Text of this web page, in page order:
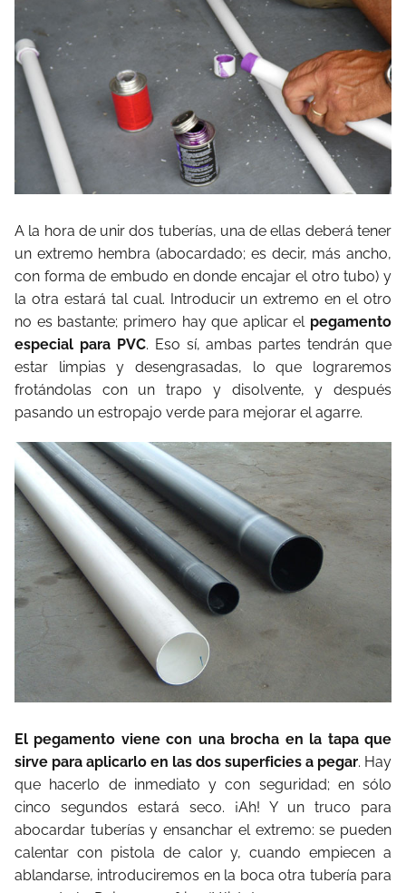
A la hora de unir dos tuberías, una de ellas deberá tener
un extremo hembra (abocardado; es decir, más ancho,
con forma de embudo en donde encajar el otro tubo) y
la otra estará tal cual. Introducir un extremo en el otro
no es bastante; primero hay que aplicar el pegamento
especial para PVC. Eso sí, ambas partes tendrán que
estar limpias y desengrasadas, lo que lograremos
frotándolas con un trapo y disolvente, y después
pasando un estropajo verde para mejorar el agarre.
El pegamento viene con una brocha en la tapa que
sirve para aplicarlo en las dos superficies a pegar. Hay
que hacerlo de inmediato y con seguridad; en sólo
cinco segundos estará seco. ¡Ah! Y un truco para
abocardar tuberías y ensanchar el extremo: se pueden
calentar con pistola de calor y, cuando empiecen a
ablandarse, introduciremos en la boca otra tubería para